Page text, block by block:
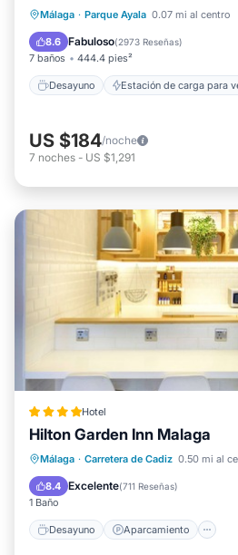
Málaga · Parque Ayala 0.07 mi al centro
8.6 Fabuloso(2973 Reseñas)
7 baños 444.4 pies²
Desayuno Estación de carga para
Estación de carga para
Aparcamiento
US $184/noche
7 noches - US $1,291
Hotel
Hilton Garden Inn Malaga
Málaga · Carretera de Cadiz 0.50 mi al
8.4 Excelente(711 Reseñas)
1 Baño
Desayuno Aparcamiento
Desayuno Aparcamiento
Balcón/Terraza